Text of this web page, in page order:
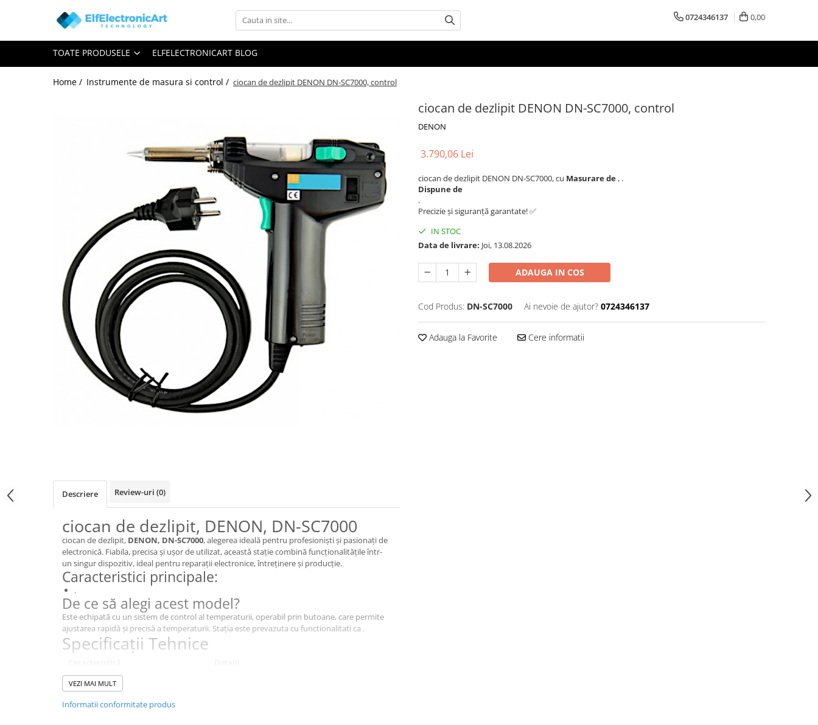
Toate Produsele
Audio
Osciloscoape AXIOMET
Osciloscoape B&K PRECISION
Osciloscoape FLUKE
Osciloscoape GW INSTEK
Osciloscoape HANTEK
Osciloscoape KEYSIGHT
Osciloscoape OWON
0724346137 0,00
TOATE PRODUSELE ELFELECTRONICART BLOG
Home / Instrumente de masura si control / ciocan de dezlipit DENON DN-SC7000, control
ciocan de dezlipit DENON DN-SC7000, control
DENON
3.790,06 Lei
ciocan de dezlipit DENON DN-SC7000, cu Masurare de , .
Dispune de
.
Precizie și siguranță garantate! ✅
IN STOC
Data de livrare: Joi, 13.08.2026
ADAUGA IN COS
Cod Produs: DN-SC7000 Ai nevoie de ajutor? 0724346137
Adauga la Favorite Cere informatii
Descriere Review-uri (0)
ciocan de dezlipit, DENON, DN-SC7000
ciocan de dezlipit, DENON, DN-SC7000, alegerea ideală pentru profesioniști și pasionați de
electronică. Fiabila, precisa și ușor de utilizat, această stație combină funcționalitățile într-
un singur dispozitiv, ideal pentru reparații electronice, întreținere și producție.
Caracteristici principale:
.
De ce să alegi acest model?
Este echipată cu un sistem de control al temperaturii, operabil prin butoane, care permite
ajustarea rapidă și precisă a temperaturii. Stația este prevazuta cu functionalitati ca .
Specificații Tehnice
Tipul dispozitivului
Echipament standard
VEZI MAI MULT
Informatii conformitate produs